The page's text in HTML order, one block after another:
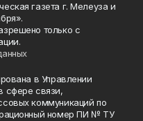
газета г. Мелеуза и
только с
в Управлении
сфере связи,
коммуникаций по
номер ПИ № ТУ